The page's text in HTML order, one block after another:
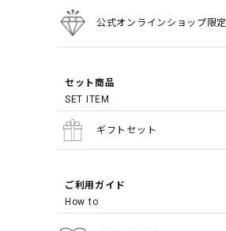
公式オンラインショップ限定
セット商品
SET ITEM
ギフトセット
ご利用ガイド
How to